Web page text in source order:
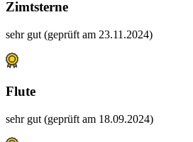
Zimtsterne
sehr gut (geprüft am 23.11.2024)
Flute
sehr gut (geprüft am 18.09.2024)